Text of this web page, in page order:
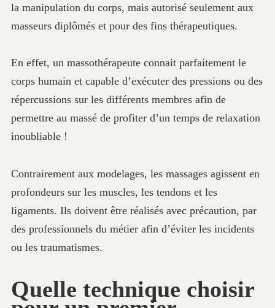
la manipulation du corps, mais autorisé seulement aux
masseurs diplômés et pour des fins thérapeutiques.
En effet, un massothérapeute connait parfaitement le
corps humain et capable d’exécuter des pressions ou des
répercussions sur les différents membres afin de
permettre au massé de profiter d’un temps de relaxation
inoubliable !
Contrairement aux modelages, les massages agissent en
profondeurs sur les muscles, les tendons et les
ligaments. Ils doivent être réalisés avec précaution, par
des professionnels du métier afin d’éviter les incidents
ou les traumatismes.
Quelle technique choisir